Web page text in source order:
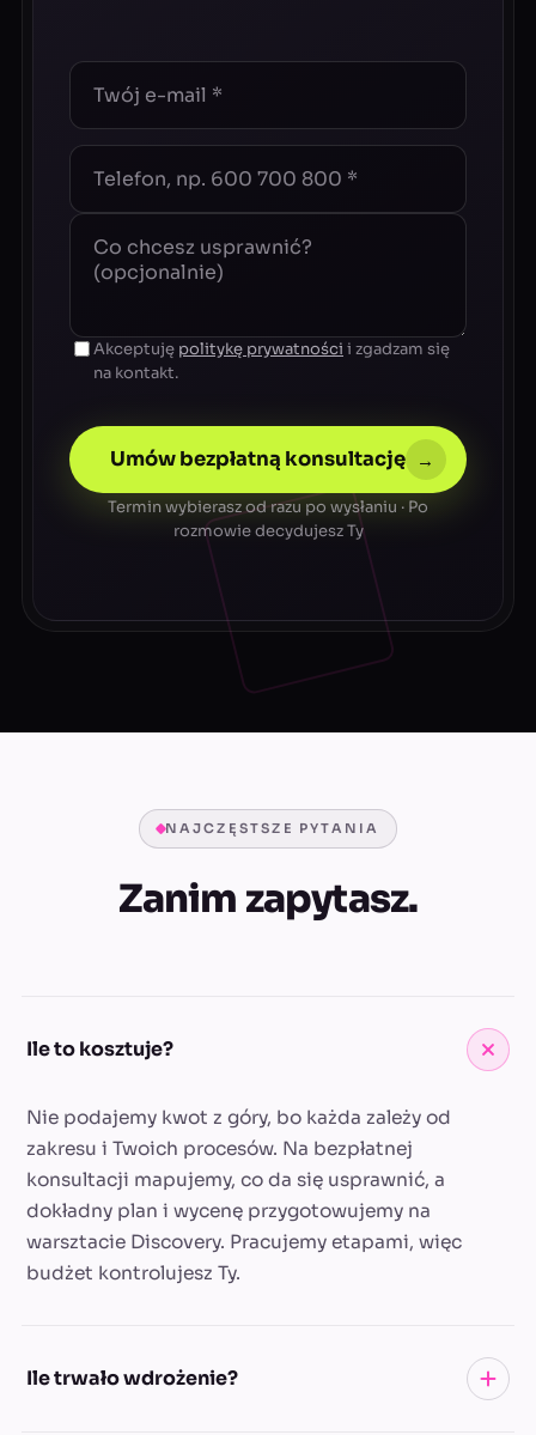
Akceptuję politykę prywatności i zgadzam się
na kontakt.
Umów bezpłatną konsultację →
Termin wybierasz od razu po wysłaniu · Po
rozmowie decydujesz Ty
NAJCZĘSTSZE PYTANIA
Zanim zapytasz.
Ile to kosztuje?
Nie podajemy kwot z góry, bo każda zależy od
zakresu i Twoich procesów. Na bezpłatnej
konsultacji mapujemy, co da się usprawnić, a
dokładny plan i wycenę przygotowujemy na
warsztacie Discovery. Pracujemy etapami, więc
budżet kontrolujesz Ty.
Ile trwało wdrożenie?